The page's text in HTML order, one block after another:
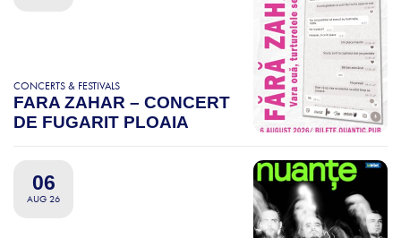
CONCERTS & FESTIVALS
FARA ZAHAR – CONCERT
DE FUGARIT PLOAIA
06
AUG 26